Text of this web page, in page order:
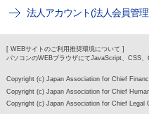
法人アカウント(法人会員管
[ WEBサイトのご利用推奨環境について ]
パソコンのWEBブラウザにてJavaScript、CSS、
Copyright (c) Japan Association for Chief
Copyright (c) Japan Association for Chief
Copyright (c) Japan Association for Chief Legal